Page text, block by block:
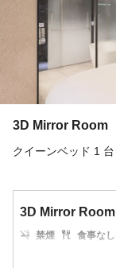
3D Mirror Room
クイーンベッド 1 台
3D Mirror Room
禁煙 食事なし